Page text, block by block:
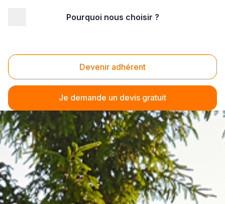
Pourquoi nous choisir ?
Devenir adhérent
Je demande un devis gratuit